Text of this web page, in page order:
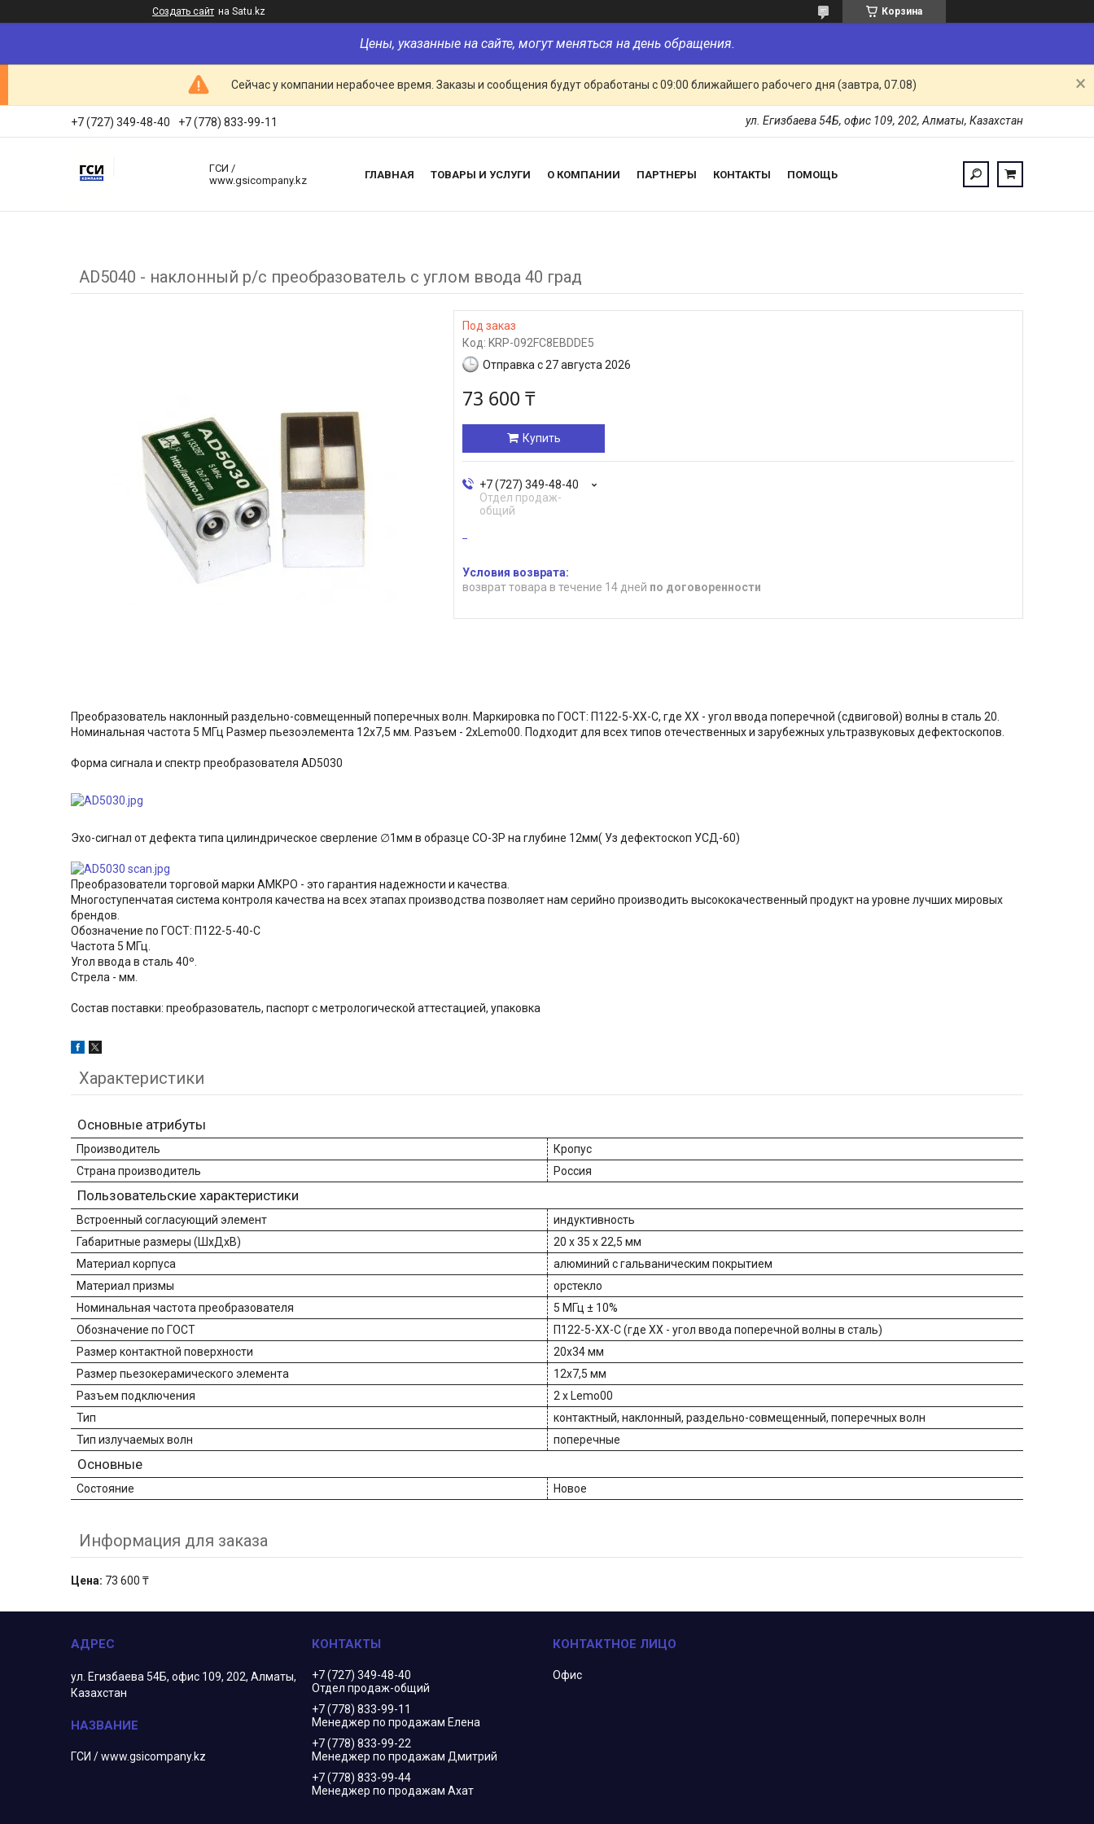
Создать сайт на Satu.kz Корзина
Цены, указанные на сайте, могут меняться на день обращения.
Сейчас у компании нерабочее время. Заказы и сообщения будут обработаны с 09:00 ближайшего рабочего дня (завтра, 07.08)
+7 (727) 349-48-40 +7 (778) 833-99-11 ул. Егизбаева 54Б, офис 109, 202, Алматы, Казахстан
ГСИ /
www.gsicompany.kz
ГЛАВНАЯ ТОВАРЫ И УСЛУГИ О КОМПАНИИ ПАРТНЕРЫ КОНТАКТЫ ПОМОЩЬ
AD5040 - наклонный р/с преобразователь с углом ввода 40 град
Под заказ
Код: KRP-092FC8EBDDE5
Отправка с 27 августа 2026
73 600 ₸
Купить
+7 (727) 349-48-40
Отдел продаж-
общий
возврат товара в течение 14 дней по договоренности
Преобразователь наклонный раздельно-совмещенный поперечных волн. Маркировка по ГОСТ: П122-5-ХХ-C, где XX - угол ввода поперечной (сдвиговой) волны в сталь 20.
Номинальная частота 5 МГц Размер пьезоэлемента 12х7,5 мм. Разъем - 2хLemo00. Подходит для всех типов отечественных и зарубежных ультразвуковых дефектоскопов.
Форма сигнала и спектр преобразователя AD5030
Эхо-сигнал от дефекта типа цилиндрическое сверление ∅1мм в образце СО-3Р на глубине 12мм( Уз дефектоскоп УСД-60)
Преобразователи торговой марки АМКРО - это гарантия надежности и качества.
Многоступенчатая система контроля качества на всех этапах производства позволяет нам серийно производить высококачественный продукт на уровне лучших мировых
брендов.
Обозначение по ГОСТ: П122-5-40-С
Частота 5 МГц.
Угол ввода в сталь 40º.
Стрела - мм.
Состав поставки: преобразователь, паспорт с метрологической аттестацией, упаковка
Характеристики
Основные атрибуты
Производитель
Кропус
Страна производитель
Россия
Пользовательские характеристики
Встроенный согласующий элемент
индуктивность
Габаритные размеры (ШхДхВ)
20 х 35 х 22,5 мм
Материал корпуса
алюминий с гальваническим покрытием
Материал призмы
орстекло
Номинальная частота преобразователя
5 МГц ± 10%
Обозначение по ГОСТ
П122-5-ХХ-С (где XX - угол ввода поперечной волны в сталь)
Размер контактной поверхности
20х34 мм
Размер пьезокерамического элемента
12х7,5 мм
Разъем подключения
2 х Lemo00
Тип
контактный, наклонный, раздельно-совмещенный, поперечных волн
Тип излучаемых волн
поперечные
Основные
Состояние Новое
Информация для заказа
Цена: 73 600 ₸
ул. Егизбаева 54Б, офис 109, 202, Алматы,
Казахстан
ГСИ / www.gsicompany.kz
+7 (727) 349-48-40
Отдел продаж-общий
+7 (778) 833-99-11
Менеджер по продажам Елена
+7 (778) 833-99-22
Менеджер по продажам Дмитрий
+7 (778) 833-99-44
Менеджер по продажам Ахат
Офис